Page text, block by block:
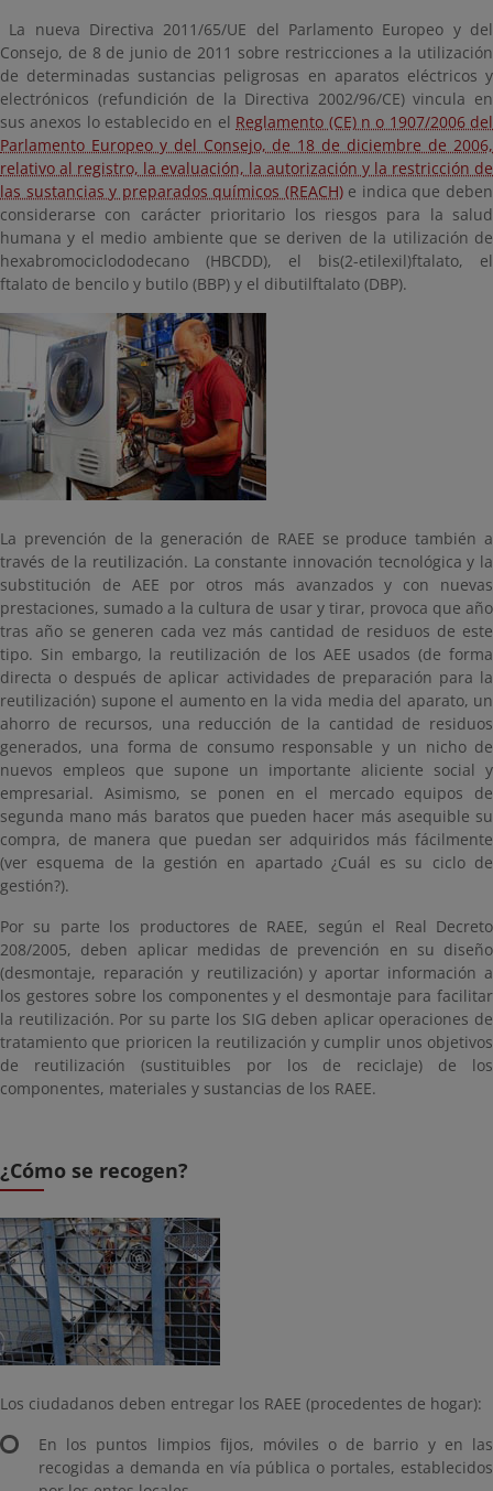
La nueva Directiva 2011/65/UE del Parlamento Europeo y del
Consejo, de 8 de junio de 2011 sobre restricciones a la utilización
de determinadas sustancias peligrosas en aparatos eléctricos y
electrónicos (refundición de la Directiva 2002/96/CE) vincula en
sus anexos lo establecido en el Reglamento (CE) n o 1907/2006 del
Parlamento Europeo y del Consejo, de 18 de diciembre de 2006,
relativo al registro, la evaluación, la autorización y la restricción de
las sustancias y preparados químicos (REACH)e indica que deben
considerarse con carácter prioritario los riesgos para la salud
humana y el medio ambiente que se deriven de la utilización de
hexabromociclododecano (HBCDD), el bis(2-etilexil)ftalato, el
ftalato de bencilo y butilo (BBP) y el dibutilftalato (DBP).
La prevención de la generación de RAEE se produce también a
través de la reutilización. La constante innovación tecnológica y la
substitución de AEE por otros más avanzados y con nuevas
prestaciones, sumado a la cultura de usar y tirar, provoca que año
tras año se generen cada vez más cantidad de residuos de este
tipo. Sin embargo, la reutilización de los AEE usados (de forma
directa o después de aplicar actividades de preparación para la
reutilización) supone el aumento en la vida media del aparato, un
ahorro de recursos, una reducción de la cantidad de residuos
generados, una forma de consumo responsable y un nicho de
nuevos empleos que supone un importante aliciente social y
empresarial. Asimismo, se ponen en el mercado equipos de
segunda mano más baratos que pueden hacer más asequible su
compra, de manera que puedan ser adquiridos más fácilmente
(ver esquema de la gestión en apartado ¿Cuál es su ciclo de
gestión?).
Por su parte los productores de RAEE, según el Real Decreto
208/2005, deben aplicar medidas de prevención en su diseño
(desmontaje, reparación y reutilización) y aportar información a
los gestores sobre los componentes y el desmontaje para facilitar
la reutilización. Por su parte los SIG deben aplicar operaciones de
tratamiento que prioricen la reutilización y cumplir unos objetivos
de reutilización (sustituibles por los de reciclaje) de los
componentes, materiales y sustancias de los RAEE.
¿Cómo se recogen?
Los ciudadanos deben entregar los RAEE (procedentes de hogar):
En los puntos limpios fijos, móviles o de barrio y en las
recogidas a demanda en vía pública o portales, establecidos